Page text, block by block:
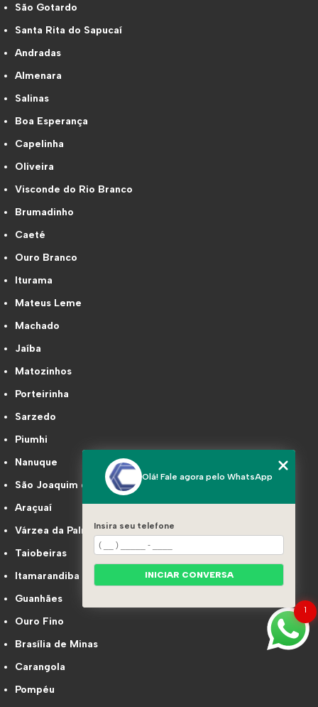
São Gotardo
Santa Rita do Sapucaí
Andradas
Almenara
Salinas
Boa Esperança
Capelinha
Oliveira
Visconde do Rio Branco
Brumadinho
Caeté
Ouro Branco
Iturama
Mateus Leme
Machado
Jaíba
Matozinhos
Porteirinha
Sarzedo
Piumhi
Nanuque
São Joaquim de Bicas
Araçuaí
Várzea da Palma
Taiobeiras
Itamarandiba
Guanhães
Ouro Fino
Brasília de Minas
Carangola
Pompéu
1
Olá! Fale agora pelo WhatsApp
Insira seu telefone
INICIAR CONVERSA